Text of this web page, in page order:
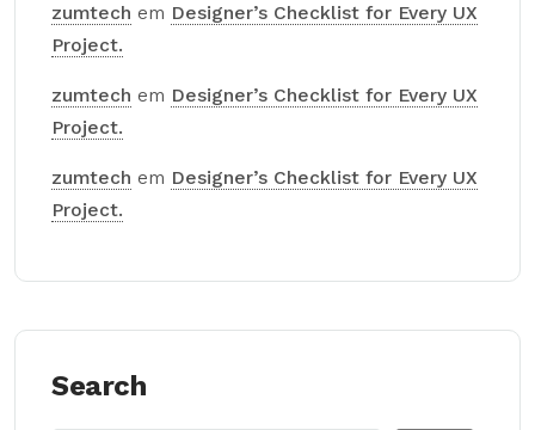
zumtech em Designer’s Checklist for Every UX
Project.
zumtech em Designer’s Checklist for Every UX
Project.
zumtech em Designer’s Checklist for Every UX
Project.
Search